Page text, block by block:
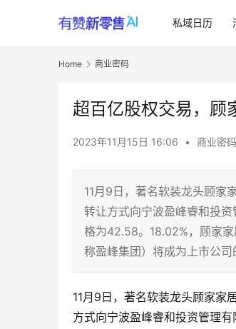
私域日历
Home 商业密码
超百亿股权交易，顾
2023年11月15日 16:06 • 商业密码
11月9日，著名软装龙头顾家
转让方式向宁波盈峰睿和投
格为42.58。18.02%，顾家
称盈峰集团）将成为上市公司
11月9日，著名软装龙头顾家家
方式向宁波盈峰睿和投资管理